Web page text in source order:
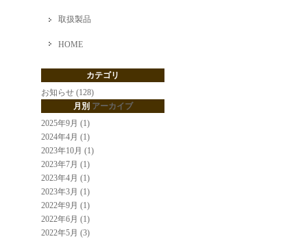
取扱製品
HOME
カテゴリ
お知らせ (128)
月別 アーカイブ
2025年9月 (1)
2024年4月 (1)
2023年10月 (1)
2023年7月 (1)
2023年4月 (1)
2023年3月 (1)
2022年9月 (1)
2022年6月 (1)
2022年5月 (3)